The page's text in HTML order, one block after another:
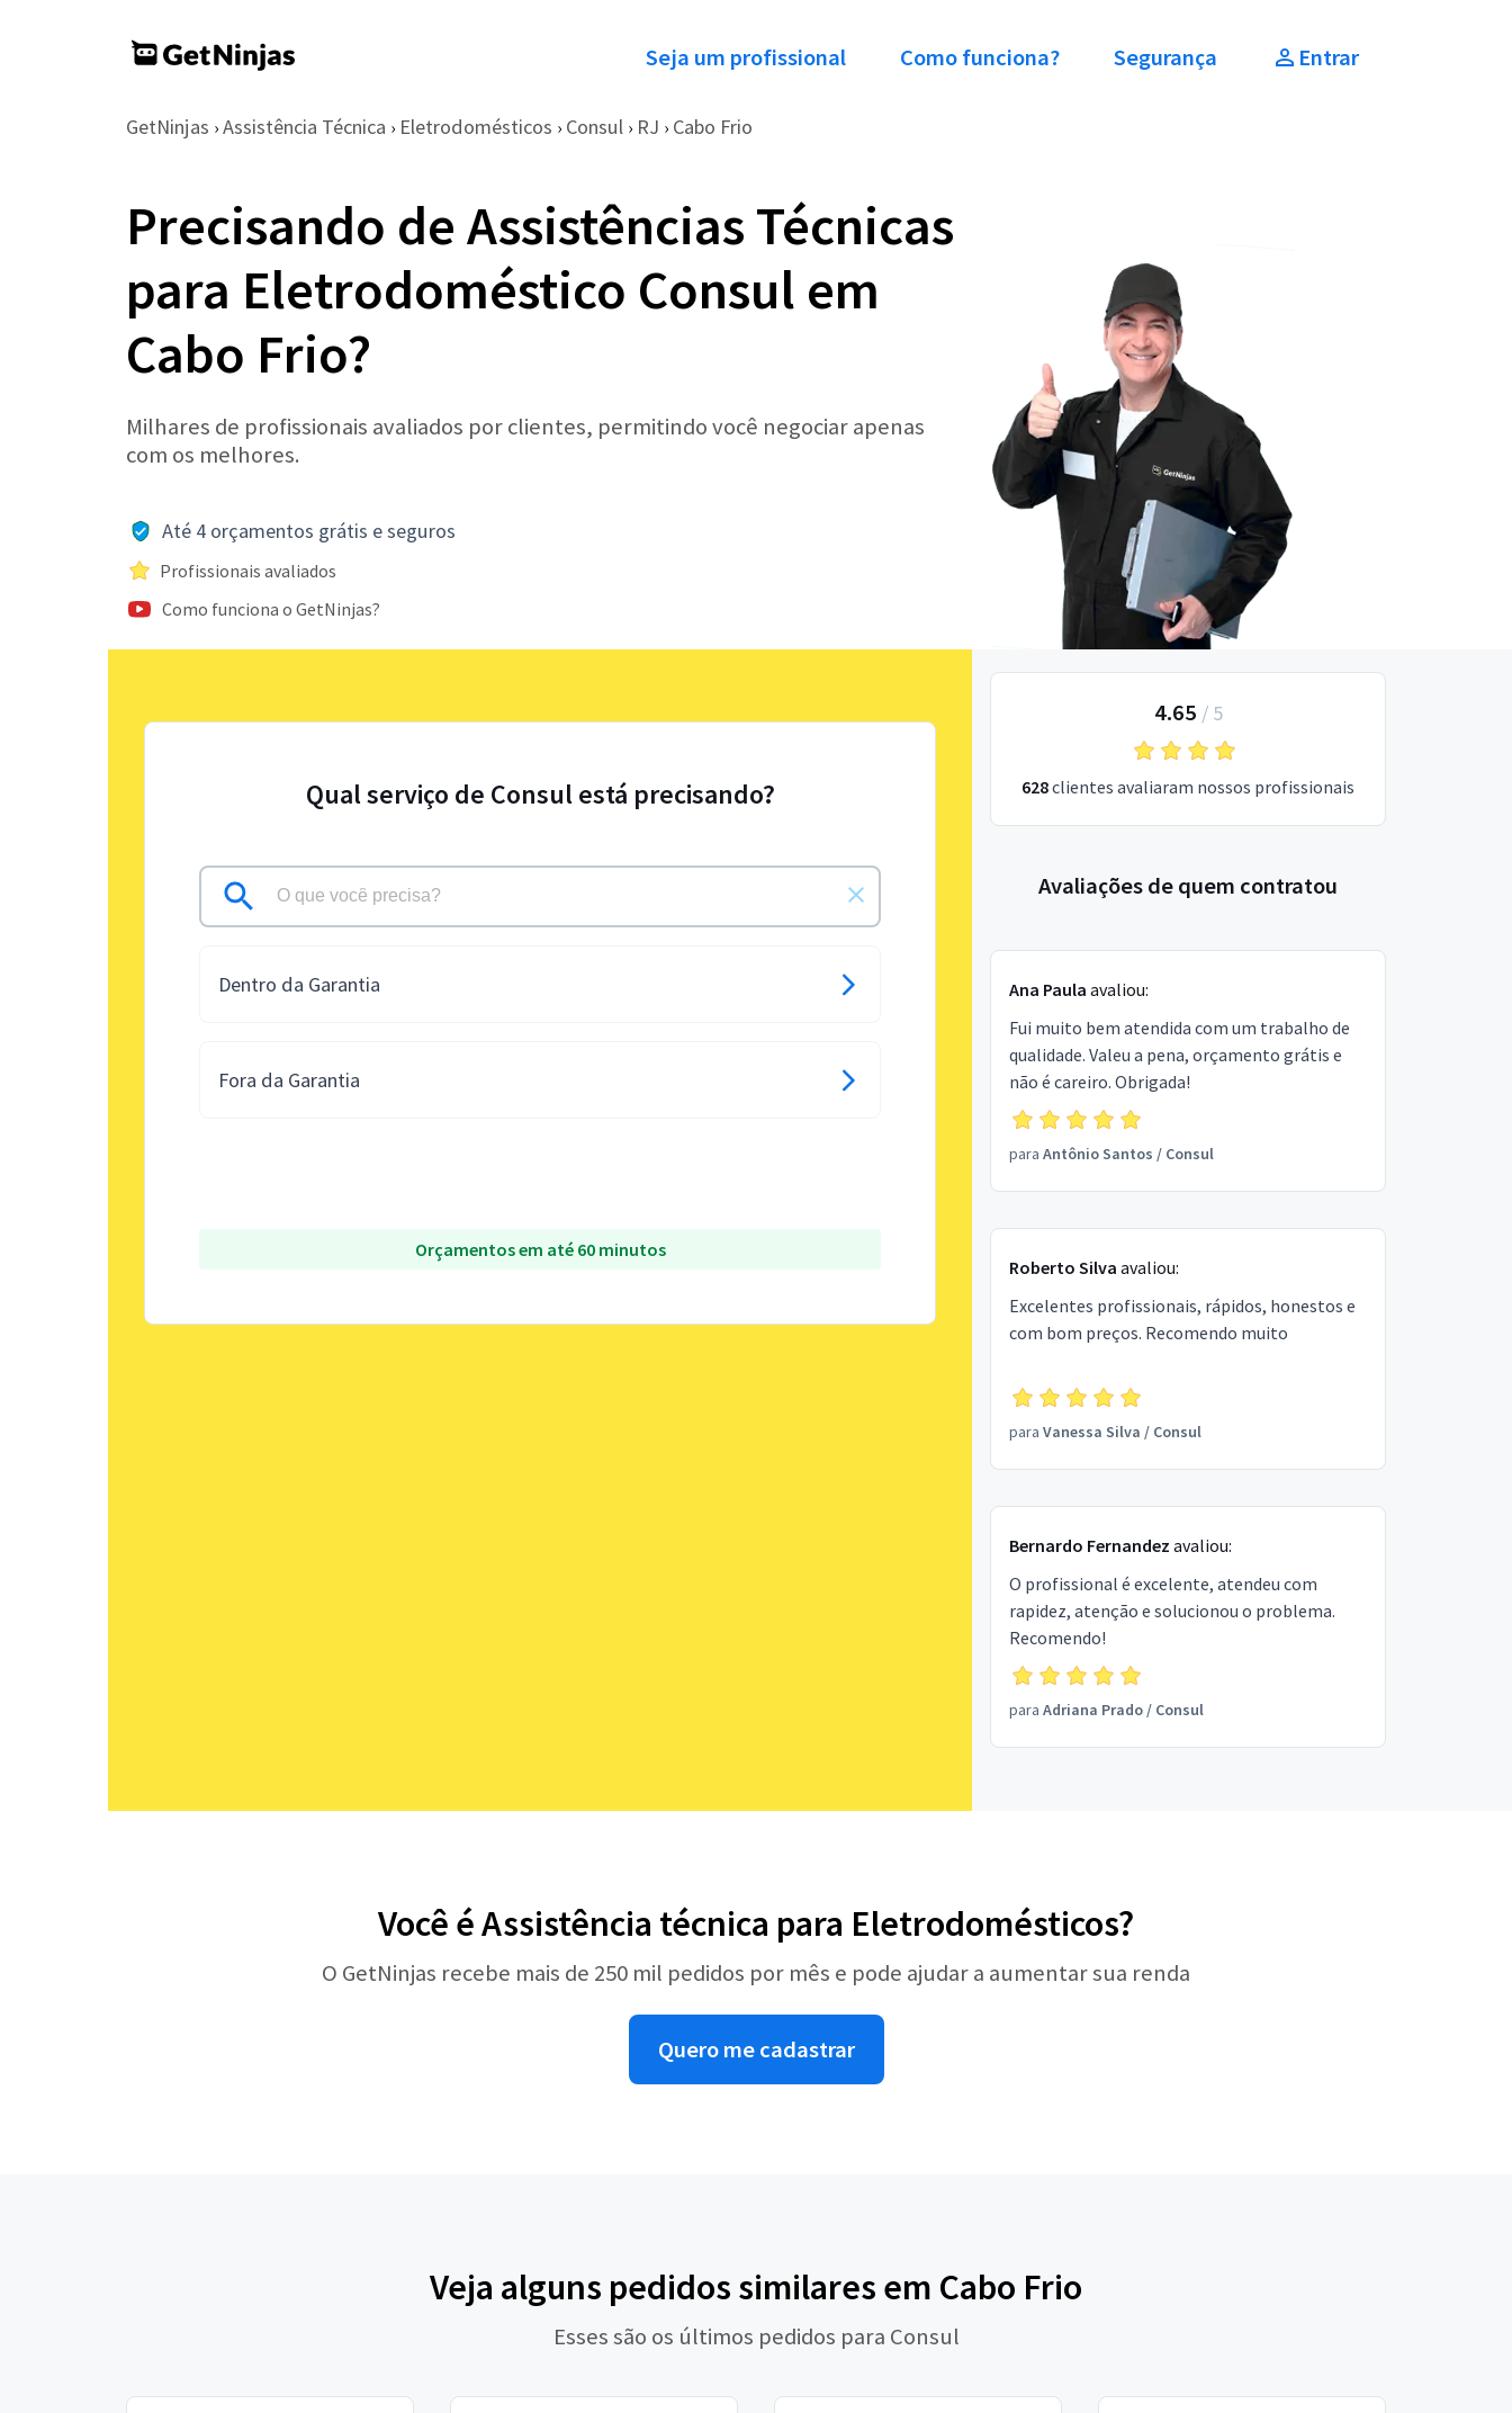
Seja um profissional Como funciona? Segurança Entrar
GetNinjas › Assistência Técnica › Eletrodomésticos › Consul › RJ › Cabo Frio
Precisando de Assistências Técnicas
para Eletrodoméstico Consul em
Cabo Frio?
Milhares de profissionais avaliados por clientes, permitindo você negociar apenas
com os melhores.
Até 4 orçamentos grátis e seguros
Profissionais avaliados
Como funciona o GetNinjas?
Qual serviço de Consul está precisando?
Dentro da Garantia
Fora da Garantia
Orçamentos em até 60 minutos
4.65 / 5
628clientes avaliaram nossos profissionais
Avaliações de quem contratou
Ana Paula avaliou:
Fui muito bem atendida com um trabalho de
qualidade. Valeu a pena, orçamento grátis e
não é careiro. Obrigada!
para Antônio Santos / Consul
Roberto Silva avaliou:
Excelentes profissionais, rápidos, honestos e
com bom preços. Recomendo muito
para Vanessa Silva / Consul
Bernardo Fernandez avaliou:
O profissional é excelente, atendeu com
rapidez, atenção e solucionou o problema.
Recomendo!
para Adriana Prado/ Consul
Você é Assistência técnica para Eletrodomésticos?
O GetNinjas recebe mais de 250 mil pedidos por mês e pode ajudar a aumentar sua renda
Quero me cadastrar
Veja alguns pedidos similares em Cabo Frio
Esses são os últimos pedidos para Consul